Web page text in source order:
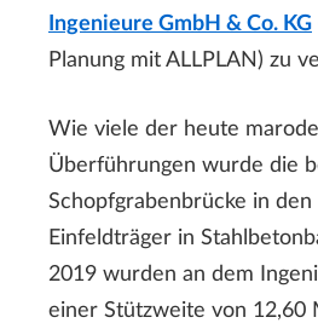
Ingenieure GmbH & Co. KG
Planung mit ALLPLAN) zu
Wie viele der heute
Überführungen wurde die
Schopfgrabenbrücke in den
Einfeldträger in
2019 wurden an dem
einer Stützweite von 12,60